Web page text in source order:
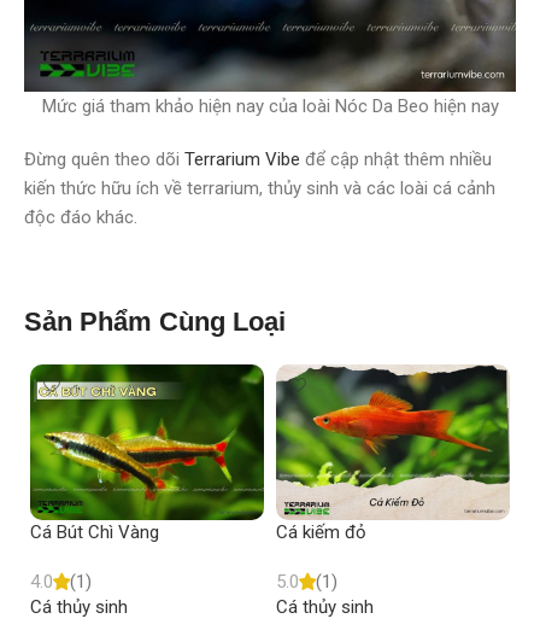
Mức giá tham khảo hiện nay của loài Nóc Da Beo hiện nay
Đừng quên theo dõi Terrarium Vibe để cập nhật thêm nhiều
kiến thức hữu ích về terrarium, thủy sinh và các loài cá cảnh
độc đáo khác.
Sản Phẩm Cùng Loại
Cá Bút Chì Vàng
4.0
(1)
Cá thủy sinh
Cá kiếm đỏ
5.0
(1)
Cá thủy sinh